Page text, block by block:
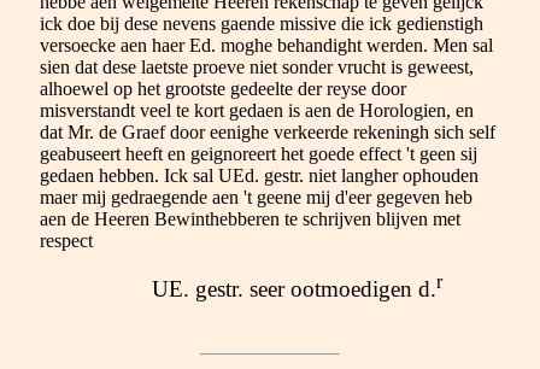
ick doe bij dese nevens gaende missive die ick gedienstigh
versoecke aen haer Ed. moghe behandight werden. Men sal
sien dat dese laetste proeve niet sonder vrucht is geweest,
alhoewel op het grootste gedeelte der reyse door
misverstandt veel te kort gedaen is aen de Horologien, en
dat Mr. de Graef door eenighe verkeerde rekeningh sich self
geabuseert heeft en geignoreert het goede effect 't geen sij
gedaen hebben. Ick sal UEd. gestr. niet langher ophouden
maer mij gedraegende aen 't geene mij d'eer gegeven heb
aen de Heeren Bewinthebberen te schrijven blijven met
respect
UE. gestr. seer ootmoedigen d.r